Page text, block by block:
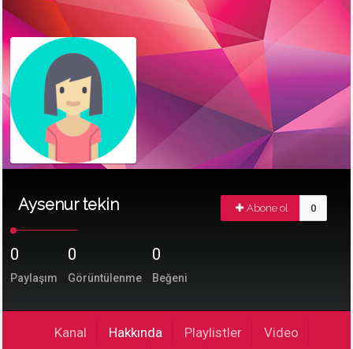
Aysenur tekin Abone ol 0
0
Paylaşım
0
Görüntülenme
0
Beğeni
Kanal Hakkında Playlistler
Video